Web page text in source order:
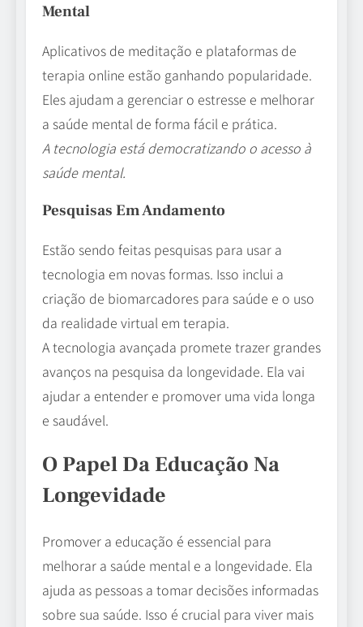
Mental
Aplicativos de meditação e plataformas de
terapia online estão ganhando popularidade.
Eles ajudam a gerenciar o estresse e melhorar
a saúde mental de forma fácil e prática.
A tecnologia está democratizando o acesso à
saúde mental.
Pesquisas Em Andamento
Estão sendo feitas pesquisas para usar a
tecnologia em novas formas. Isso inclui a
criação de biomarcadores para saúde e o uso
da realidade virtual em terapia.
A tecnologia avançada promete trazer grandes
avanços na pesquisa da longevidade. Ela vai
ajudar a entender e promover uma vida longa
e saudável.
O Papel Da Educação Na
Longevidade
Promover a educação é essencial para
melhorar a saúde mental e a longevidade. Ela
ajuda as pessoas a tomar decisões informadas
sobre sua saúde. Isso é crucial para viver mais